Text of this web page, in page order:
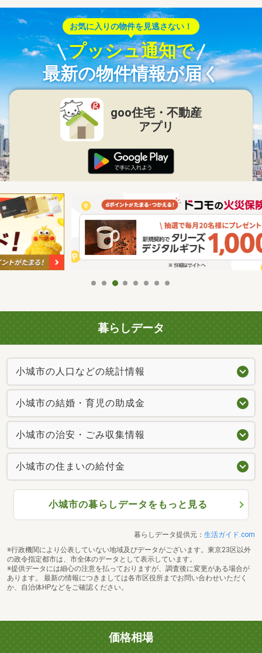
お気に入りの物件を見逃さない！
プッシュ通知で
最新の物件情報が届く
goo住宅・不動産
アプリ
暮らしデータ
小城市の人口などの統計情報
小城市の結婚・育児の助成金
小城市の治安・ごみ収集情報
小城市の住まいの給付金
小城市の暮らしデータをもっと見る
暮らしデータ提供元： 生活ガイド.com
※行政機関により公表していない地域及びデータがございます。東京23区以外
の政令指定都市は、市全体のデータとして表示しています。
※提供データには細心の注意を払っておりますが、調査後に変更がある場合が
あります。 最新の情報につきましては各市区役所までお問い合わせいただく
か、自治体HPなどをご確認ください。
価格相場